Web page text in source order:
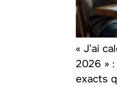
« J’ai
2026 »
exacts